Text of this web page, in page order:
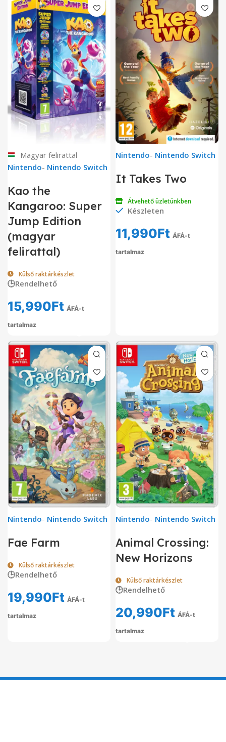
Magyar felirattal
Nintendo- Nintendo Switch
Kao the
Kangaroo: Super
Jump Edition
(magyar
felirattal)
Külső raktárkészlet
🕒Rendelhető
15,990Ft ÁFÁ-t
tartalmaz
Nintendo- Nintendo Switch
It Takes Two
Átvehető üzletünkben
Készleten
11,990Ft ÁFÁ-t
tartalmaz
Nintendo- Nintendo Switch
Fae Farm
Külső raktárkészlet
🕒Rendelhető
19,990Ft ÁFÁ-t
tartalmaz
Nintendo- Nintendo Switch
Animal Crossing:
New Horizons
Külső raktárkészlet
🕒Rendelhető
20,990Ft ÁFÁ-t
tartalmaz